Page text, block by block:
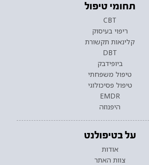
תחומי טיפול
CBT
ריפוי בעיסוק
קלינאות תקשורת
DBT
ביופידבק
טיפול משפחתי
טיפול פסיכולוגי
EMDR
היפנוזה
על בטיפולנט
אודות
צוות האתר